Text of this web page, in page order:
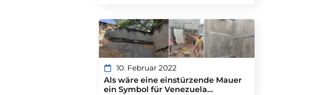
10. Februar 2022
Als wäre eine einstürzende Mauer
ein Symbol für Venezuela…